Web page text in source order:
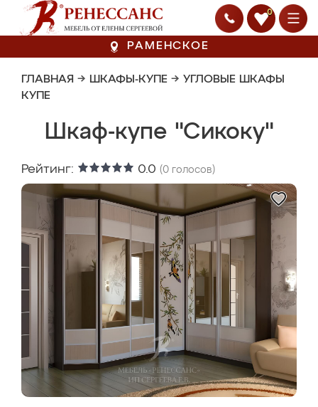
0
РАМЕНСКОЕ
ГЛАВНАЯ → ШКАФЫ-КУПЕ → УГЛОВЫЕ ШКАФЫ
КУПЕ
Шкаф-купе "Сикоку"
Рейтинг: 0.0 (0 голосов)